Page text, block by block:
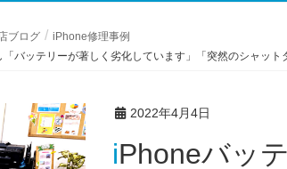
ブログ
iPhone修理事例
バッテリーが著しく劣化しています」「突然のシャッ
2022年4月4日
iPhoneバッテリーが著しく劣化し「バッテリーが著しく劣化し